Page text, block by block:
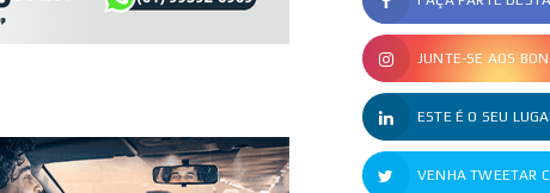
JUNTE-SE AOS
ESTE É O SEU
VENHA TWEETAR